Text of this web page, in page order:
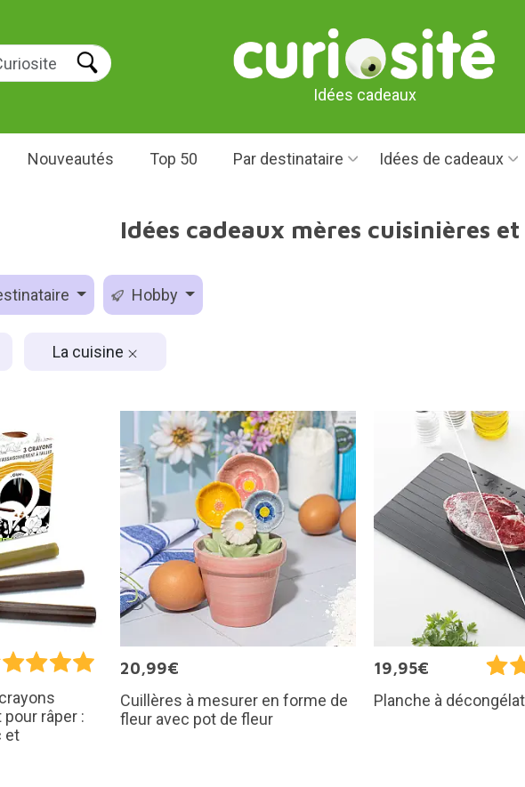
Idées cadeaux
Nouveautés Top 50 Par destinataire Idées de cadeaux
Idées cadeaux mères cuisinières
Hobby
La cuisine
râper :
et
20,99€
Cuillères à mesurer en forme de
fleur avec pot de fleur
19,95€
Planche à